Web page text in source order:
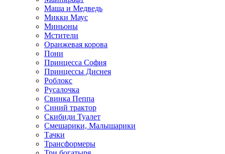
Маша и Медведь
Микки Маус
Миньоны
Мстители
Оранжевая корова
Пони
Принцесса София
Принцессы Диснея
Роблокс
Русалочка
Свинка Пеппа
Синий трактор
Скибиди Туалет
Смешарики, Малышарики
Тачки
Трансформеры